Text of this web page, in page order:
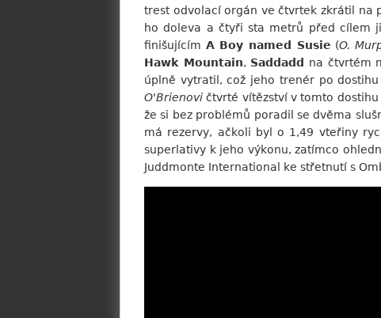
trest odvolací orgán ve čtvrtek zkrátil
ho doleva a čtyři sta metrů před cílem
finišujícím A Boy named Susie (O.
Hawk Mountain, Saddadd na čtvrtém
úplně vytratil, což jeho trenér po
O'Brienovi čtvrté vítězství v tomto
že si bez problémů poradil se dvěma
má rezervy, ačkoli byl o 1,49 vteřiny
superlativy k jeho výkonu, zatímco
Juddmonte International ke střetnutí s